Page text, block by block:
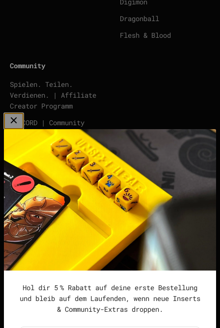
Hol dir 5 % Rabatt auf deine erste Bestellung
und bleib auf dem Laufenden, wenn neue Inserts
& Community-Extras droppen.
Dragonball
Flesh & Blood
Community
Spielen. Teilen.
Verdienen. | Affiliate
Creator Programm
DISCORD | Community
points | Score Tracker
Podcast
Impressum
Datenschutzerklärung
Widerrufsrecht &
Widerrufsformular
Allgemeine
Geschäftsbedingungen
Deutschland (EUR €) Deutsch